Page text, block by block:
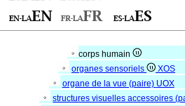
corps humain
organes sensoriels
XOS
organe de la vue (paire) UOX
structures visuelles accessoires